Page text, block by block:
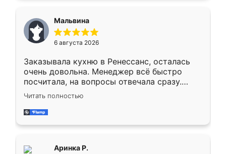
меньше, здесь же он более разнообразный.
Мне нравится ,если что-то потребуется из
мебели буду заказывать только здесь.
Мальвина
6 августа 2026
Заказывала кухню в Ренессанс, осталась
очень довольна. Менеджер всё быстро
посчитала, на вопросы отвечала сразу.
Замерщик приехал в субботу, подошёл к
делу со всей ответственностью. Собрали
за день, ребята работали аккуратно, даже
Читать полностью
Аринка Р.